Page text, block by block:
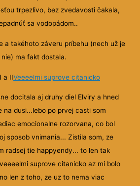
trpezlivo, bez zvedavosti čakala,
sa vodopádom..
a takéhoto záveru príbehu (nech už je
ma fakt dostala.
a IIVeeeelmi suprove citanicko
docitala aj druhy diel Elviry a hned
na dusi...lebo po prvej casti som
emocionalne rozorvana, co bol
sposob vnimania... Zistila som, ze
radsej tie happyendy... to len tak
suprove citanicko az mi bolo
len z toho, ze uz to nema viac